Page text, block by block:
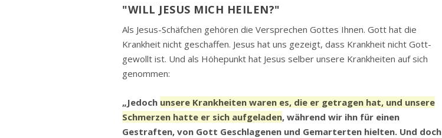
"WILL JESUS MICH HEILEN?"
Als Jesus-Schäfchen gehören die Versprechen Gottes Ihnen. Gott hat die
Krankheit nicht geschaffen. Jesus hat uns gezeigt, dass Krankheit nicht Gott-
gewollt ist. Und als Höhepunkt hat Jesus selber unsere Krankheiten auf sich
genommen:
„Jedoch unsere Krankheiten waren es, die er getragen hat, und unsere
Schmerzen hatte er sich aufgeladen, während wir ihn für einen
Gestraften, von Gott Geschlagenen und Gemarterten hielten. Und doch